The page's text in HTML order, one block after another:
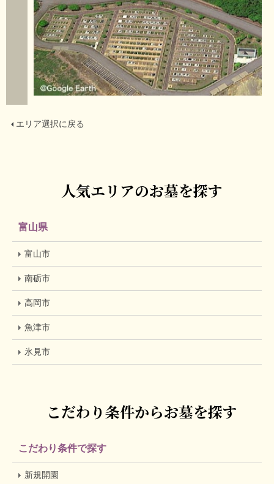
エリア選択に戻る
人気エリアのお墓を探す
富山県
富山市
南砺市
高岡市
魚津市
氷見市
こだわり条件からお墓を探す
こだわり条件で探す
新規開園